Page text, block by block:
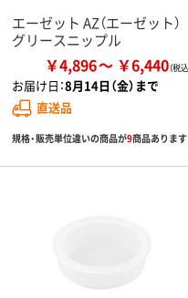
エーゼット AZ（エーゼット）
グリースニップル
￥4,896 ￥6,440
お届け日：8月14日（金）まで
直送品
規格・販売単位違いの商品が9商品あります